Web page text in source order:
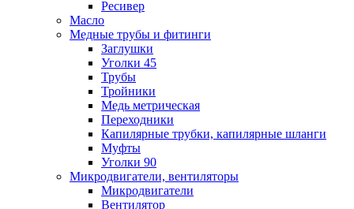
Ресивер
Масло
Медные трубы и фитинги
Заглушки
Уголки 45
Трубы
Тройники
Медь метрическая
Переходники
Капилярные трубки, капилярные шланги
Муфты
Уголки 90
Микродвигатели, вентиляторы
Микродвигатели
Вентилятор